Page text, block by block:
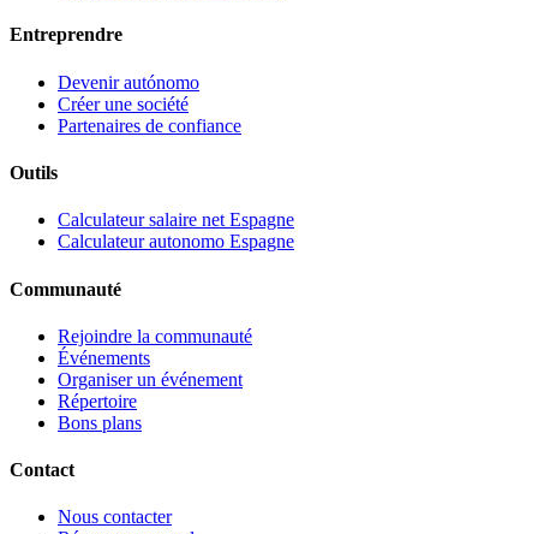
Entreprendre
Devenir autónomo
Créer une société
Partenaires de confiance
Outils
Calculateur salaire net Espagne
Calculateur autonomo Espagne
Communauté
Rejoindre la communauté
Événements
Organiser un événement
Répertoire
Bons plans
Contact
Nous contacter